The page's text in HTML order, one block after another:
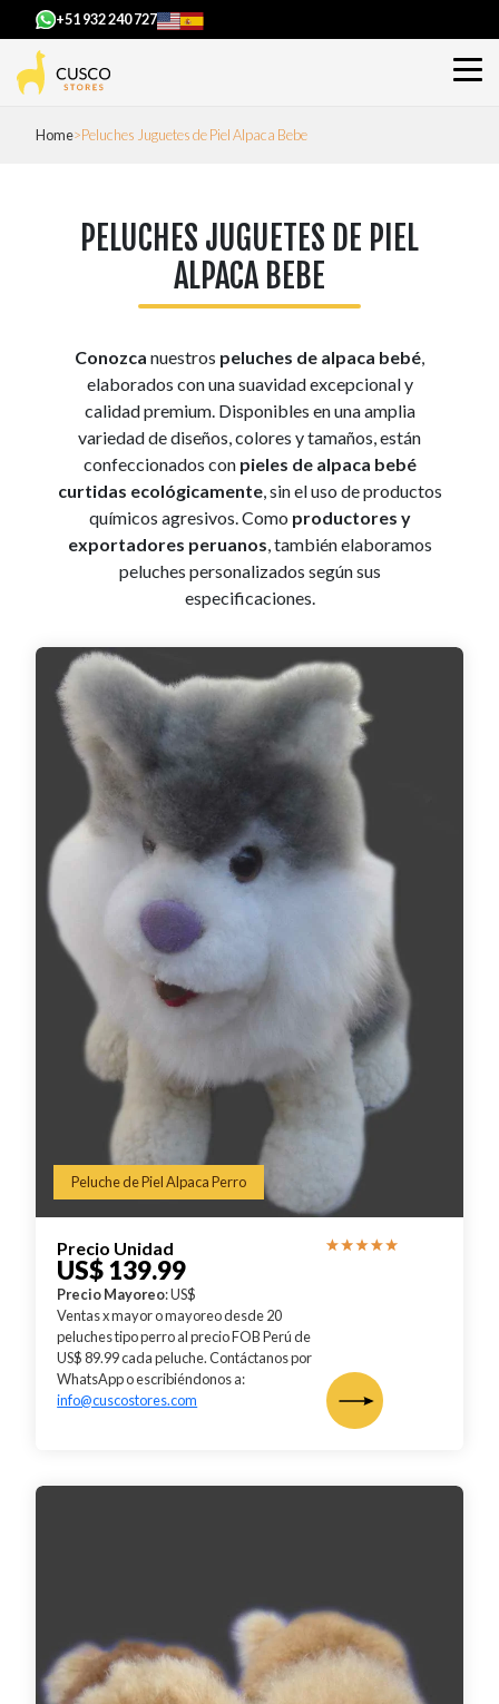
+51 932 240 727
Home Peluches Juguetes de Piel Alpaca Bebe
PELUCHES JUGUETES DE PIEL
ALPACA BEBE
Conozca nuestros peluches de alpaca bebé,
elaborados con una suavidad excepcional y
calidad premium. Disponibles en una amplia
variedad de diseños, colores y tamaños, están
confeccionados con pieles de alpaca bebé
curtidas ecológicamente, sin el uso de productos
químicos agresivos. Como productores y
exportadores peruanos, también elaboramos
peluches personalizados según sus
especificaciones.
Peluche de Piel Alpaca Perro
Precio Unidad
US$ 139.99
Precio Mayoreo: US$
Ventas x mayor o mayoreo desde 20
peluches tipo perro al precio FOB Perú de
US$ 89.99 cada peluche. Contáctanos por
WhatsApp o escribiéndonos a:
info@cuscostores.com